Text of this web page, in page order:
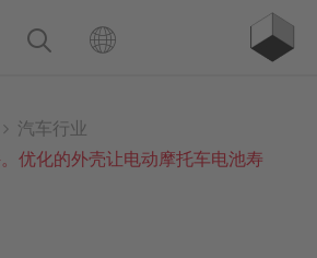
汽车行业
优化的外壳让电动摩托车电池寿